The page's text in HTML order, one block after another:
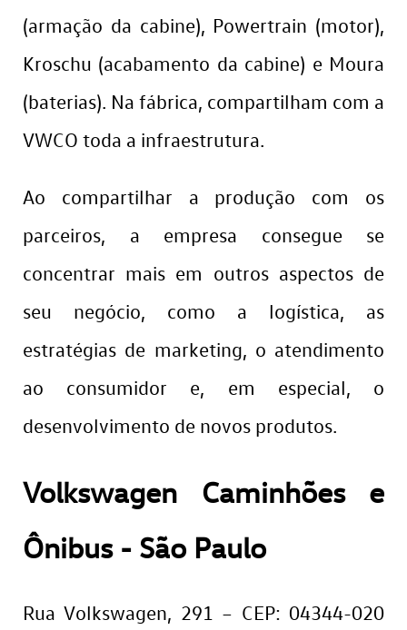
(armação da cabine), Powertrain (motor),
Kroschu (acabamento da cabine) e Moura
(baterias). Na fábrica, compartilham com a
VWCO toda a infraestrutura.
Ao compartilhar a produção com os
parceiros, a empresa consegue se
concentrar mais em outros aspectos de
seu negócio, como a logística, as
estratégias de marketing, o atendimento
ao consumidor e, em especial, o
desenvolvimento de novos produtos.
Volkswagen Caminhões e
Ônibus - São Paulo
Rua Volkswagen, 291 – CEP: 04344-020